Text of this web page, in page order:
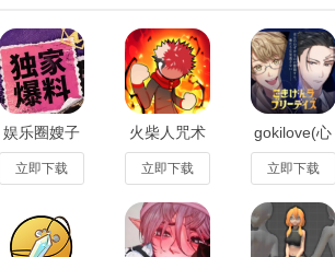
娱乐圈嫂子
模拟器手机
免费版1.0官
方版
立即下载
火柴人咒术
回战手游官
方版v2.47最
新版
立即下载
gokilove(心
情愉悦的可
爱日子)手机
免费版1.0安
卓版
立即下载